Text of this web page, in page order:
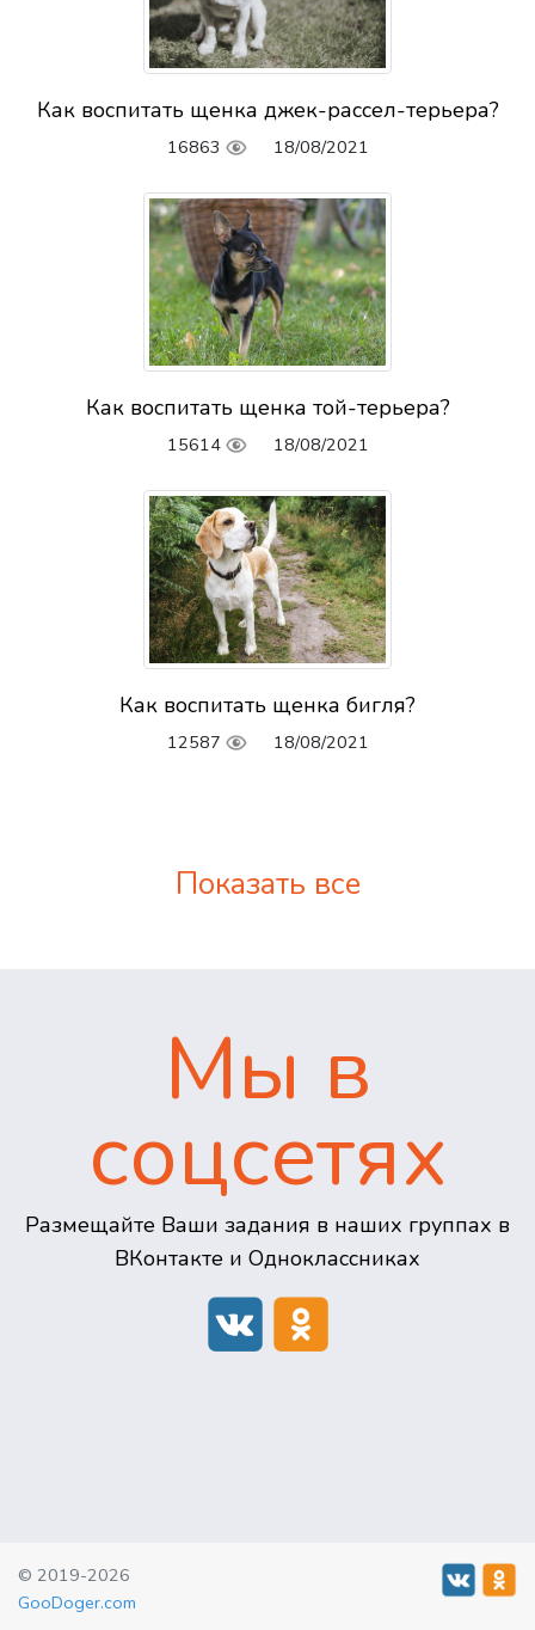
Как воспитать щенка джек-рассел-терьера?
16863 18/08/2021
Как воспитать щенка той-терьера?
15614 18/08/2021
Как воспитать щенка бигля?
12587 18/08/2021
Показать все
Мы в
соцсетях
Размещайте Ваши задания в наших группах в
ВКонтакте и Одноклассниках
© 2019-2026
GooDoger.com